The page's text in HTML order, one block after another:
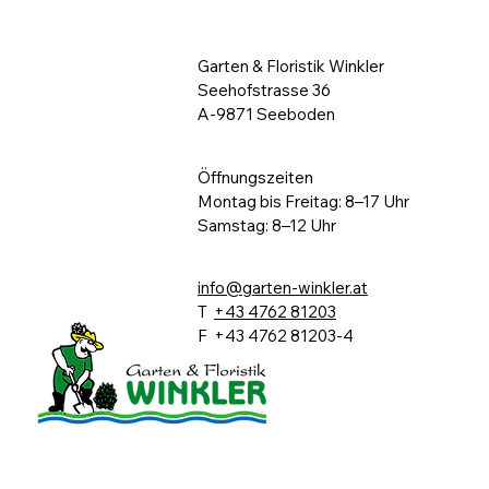
Garten & Floristik Winkler
Seehofstrasse 36
A-9871 Seeboden
Öffnungszeiten
Montag bis Freitag: 8–17 Uhr
Samstag: 8–12 Uhr
info@garten-winkler.at
T +43 4762 81203
F +43 4762 81203-4